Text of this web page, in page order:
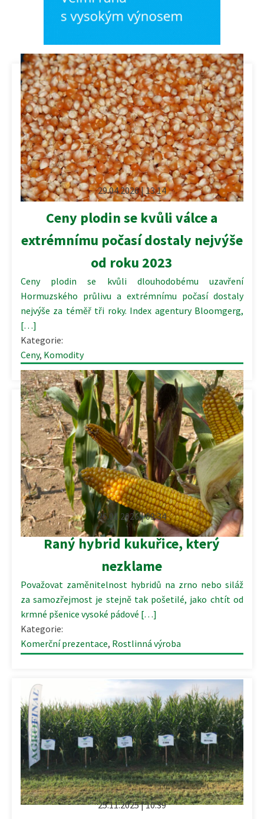
29.04.2026 | 13:14
Ceny plodin se kvůli válce a
extrémnímu počasí dostaly nejvýše
od roku 2023
Ceny plodin se kvůli dlouhodobému uzavření
Hormuzského průlivu a extrémnímu počasí dostaly
nejvýše za téměř tři roky. Index agentury Bloomgerg,
[…]
Kategorie:
Ceny, Komodity
26.01.2026 | 09:34
Raný hybrid kukuřice, který
nezklame
Považovat zaměnitelnost hybridů na zrno nebo siláž
za samozřejmost je stejně tak pošetilé, jako chtít od
krmné pšenice vysoké pádové […]
Kategorie:
Komerční prezentace, Rostlinná výroba
25.11.2025 | 10:39